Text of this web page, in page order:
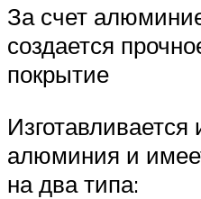
За счет
создается
покрытие
Изготавливается
алюминия и
на два типа: